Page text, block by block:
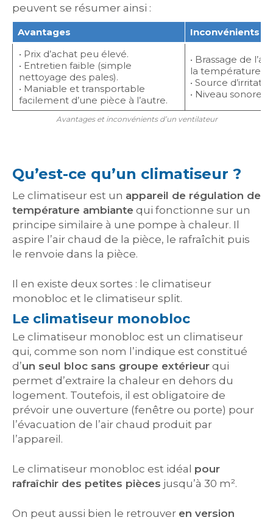
peuvent se résumer ainsi :
Avantages
Inconvénients
• Prix d’achat peu élevé.
• Entretien faible (simple
nettoyage des pales).
• Maniable et transportable
facilement d’une pièce à l’autre.
• Brassage de
la température
• Source
• Niveau sonore
Avantages et inconvénients d’un ventilateur
Qu’est-ce qu’un climatiseur ?
Le climatiseur est un appareil de régulation de
température ambiante qui fonctionne sur un
principe similaire à une pompe à chaleur. Il
aspire l’air chaud de la pièce, le rafraîchit puis
le renvoie dans la pièce.
Il en existe deux sortes : le climatiseur
monobloc et le climatiseur split.
Le climatiseur monobloc
Le climatiseur monobloc est un climatiseur
qui, comme son nom l’indique est constitué
d’un seul bloc sans groupe extérieur qui
permet d’extraire la chaleur en dehors du
logement. Toutefois, il est obligatoire de
prévoir une ouverture (fenêtre ou porte) pour
l’évacuation de l’air chaud produit par
l’appareil.
Le climatiseur monobloc est idéal pour
rafraîchir des petites pièces jusqu’à 30 m².
On peut aussi bien le retrouver en version